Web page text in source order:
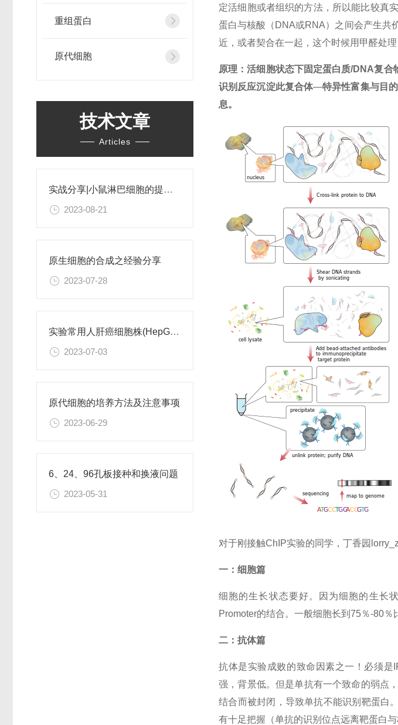
重组蛋白
原代细胞
技术文章
Articles
实战分享|小鼠淋巴细胞的提取和分选之经验小结
2023-08-21
原生细胞的合成之经验分享
2023-07-28
实验常用人肝癌细胞株(HepG2/Hep3B,HuH-7,MHCC97H,PLC/PRF/5)怎么选？
2023-07-03
原代细胞的培养方法及注意事项
2023-06-29
6、24、96孔板接种和换液问题
2023-05-31
定活细胞或者组织的方法，所以能比较真
蛋白与核酸（DNA或RNA）之间会产生共
近，或者契合在一起，这个时候用甲醛处
原理：活细胞状态下固定蛋白质/DNA复合
识别反应沉淀此复合体—特异性富集与目
息。
对于刚接触ChIP实验的同学，丁香园
一：细胞篇
细胞的生长状态要好。因为细胞的生长
Promoter的结合。一般细胞长到75％-80％
二：抗体篇
抗体是实验成败的致命因素之一！必须
强，背景低。但是单抗有一个致命的弱点
结合而被封闭，导致单抗不能识别靶蛋白
有十足把握（单抗的识别位点远离靶蛋白